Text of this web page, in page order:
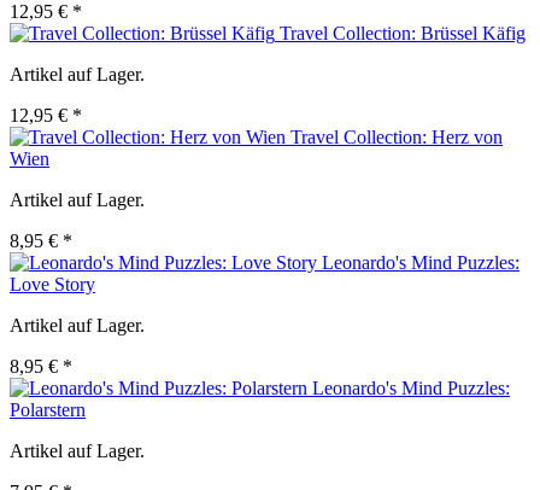
12,95 € *
Travel Collection: Brüssel Käfig
Artikel auf Lager.
12,95 € *
Travel Collection: Herz von
Wien
Artikel auf Lager.
8,95 € *
Leonardo's Mind Puzzles:
Love Story
Artikel auf Lager.
8,95 € *
Leonardo's Mind Puzzles:
Polarstern
Artikel auf Lager.